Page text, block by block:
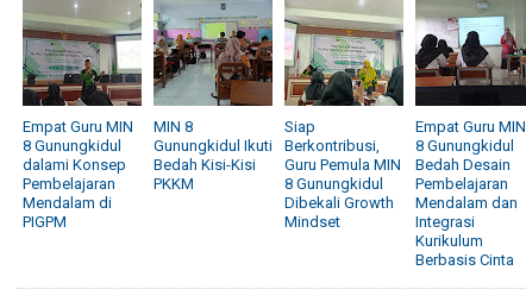
Empat Guru MIN
8 Gunungkidul
dalami Konsep
Pembelajaran
Mendalam di
PIGPM
MIN 8
Gunungkidul Ikuti
Bedah Kisi-Kisi
PKKM
Siap
Berkontribusi,
Guru Pemula MIN
8 Gunungkidul
Dibekali Growth
Mindset
Empat Guru MIN
8 Gunungkidul
Bedah Desain
Pembelajaran
Mendalam dan
Integrasi
Kurikulum
Berbasis Cinta